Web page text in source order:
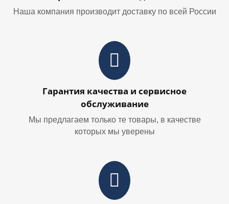
Наша компания производит доставку по всей России
Гарантия качества и сервисное
обслуживание
Мы предлагаем только те товары, в качестве
которых мы уверены